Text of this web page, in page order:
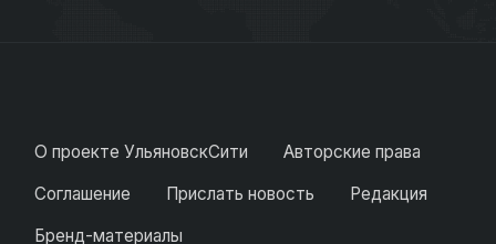
О проекте УльяновскСити
Авторские права
Соглашение
Прислать новость
Редакция
Бренд-материалы